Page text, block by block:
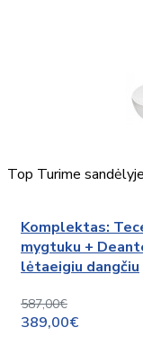
Top Turime sandėlyje
Komplektas:
mygtuku +
lėtaeigiu dangčiu
587,00€
389,00€